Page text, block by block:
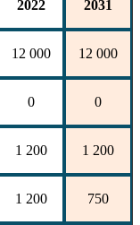
2022
2031
12 000 12 000
0 0
1 200 1 200
1 200 750